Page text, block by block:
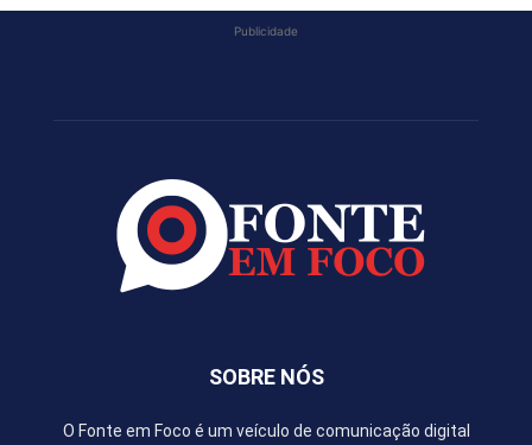
Publicidade
SOBRE NÓS
O Fonte em Foco é um veículo de comunicação digital